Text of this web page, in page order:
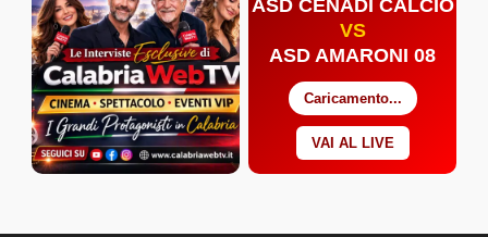
ASD CENADI CALCIO
VS
ASD AMARONI 08
Caricamento...
VAI AL LIVE